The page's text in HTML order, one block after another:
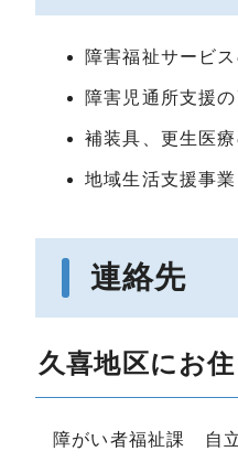
障害福祉サービ
障害児通所支援
補装具、更生医
地域生活支援事
連絡先
久喜地区にお
障がい者福祉課 自